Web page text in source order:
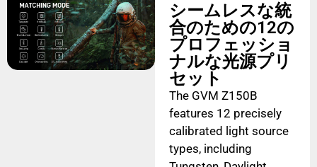
シームレスな統
合のための12の
プロフェッショ
ナルな光源プリ
セット
The GVM Z150B
features 12 precisely
calibrated light source
types, including